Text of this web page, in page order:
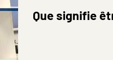
Que signifie